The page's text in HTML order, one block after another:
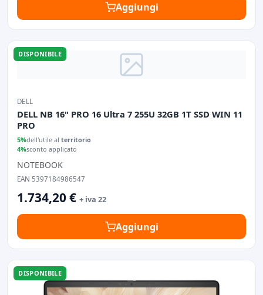
Aggiungi
DISPONIBILE
DELL
DELL NB 16" PRO 16 Ultra 7 255U 32GB 1T SSD WIN 11
PRO
5%dell'utile al territorio
4%sconto applicato
NOTEBOOK
EAN 5397184986547
1.734,20 € + iva 22
Aggiungi
DISPONIBILE